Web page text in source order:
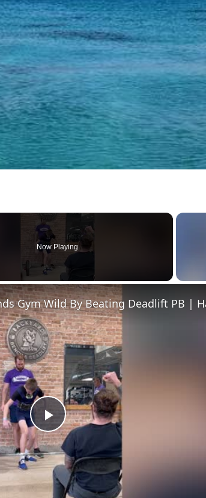
Now Playing
Play
Video